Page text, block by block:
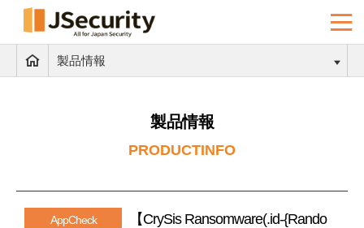
製品情報
製品情報
PRODUCTINFO
AppCheck
【CrySis Ransomware(.id-{Rando